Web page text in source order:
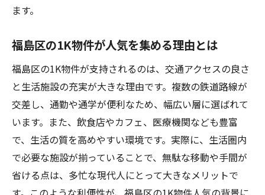
福島区1Kがお得に感じる理由を詳しく紹介
生活利便性高い1K物件の選び方とは
1Kで叶う利便性重視の物件選びのコツ
生活動線を意識した1K選択のポイント
福島区で便利な1Kを見極める判断基準
駅近や周辺施設が充実する1Kの探し方
一人暮らしを快適にする1Kの設備条件
利便性が高い1Kを選ぶための具体的手順
ます。
福島区の1K物件が人気を集める理由とは
福島区の1K物件が支持されるのは、交通アクセスの良さ
と生活施設の充実が大きな理由です。複数の鉄道路線が
交差し、通勤や通学が便利なため、幅広い層に選ばれて
います。また、飲食店やカフェ、医療機関なども豊富
で、生活の質を高めやすい環境です。実際に、生活圏内
で必要な施設が揃っていることで、無駄な移動や手間が
省ける点は、多忙な現代人にとって大きなメリットで